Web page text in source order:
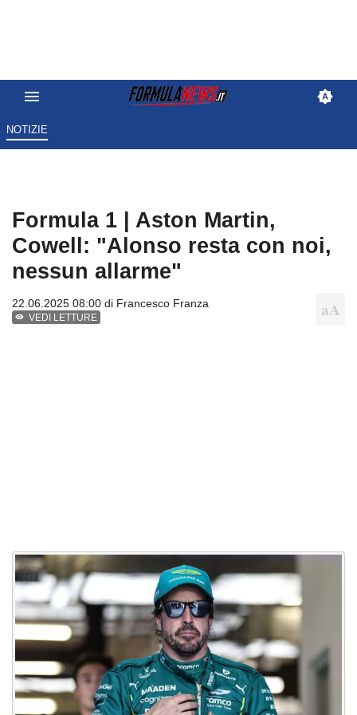
NOTIZIE
Formula 1 | Aston Martin,
Cowell: "Alonso resta con noi,
nessun allarme"
22.06.2025 08:00 di Francesco Franza
VEDI LETTURE